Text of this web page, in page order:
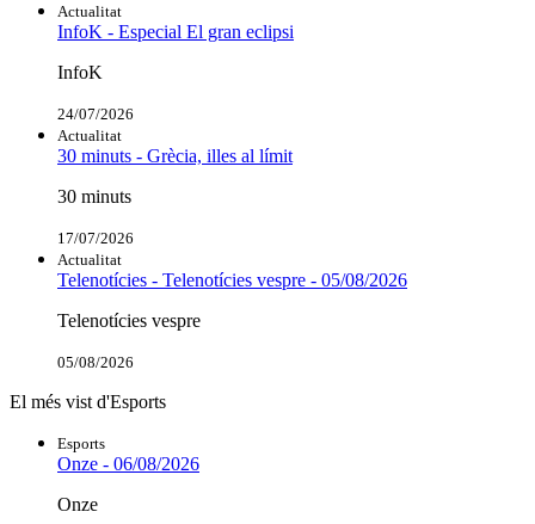
Actualitat
InfoK - Especial El gran eclipsi
InfoK
24/07/2026
Actualitat
30 minuts - Grècia, illes al límit
30 minuts
17/07/2026
Actualitat
Telenotícies - Telenotícies vespre - 05/08/2026
Telenotícies vespre
05/08/2026
El més vist d'Esports
Esports
Onze - 06/08/2026
Onze